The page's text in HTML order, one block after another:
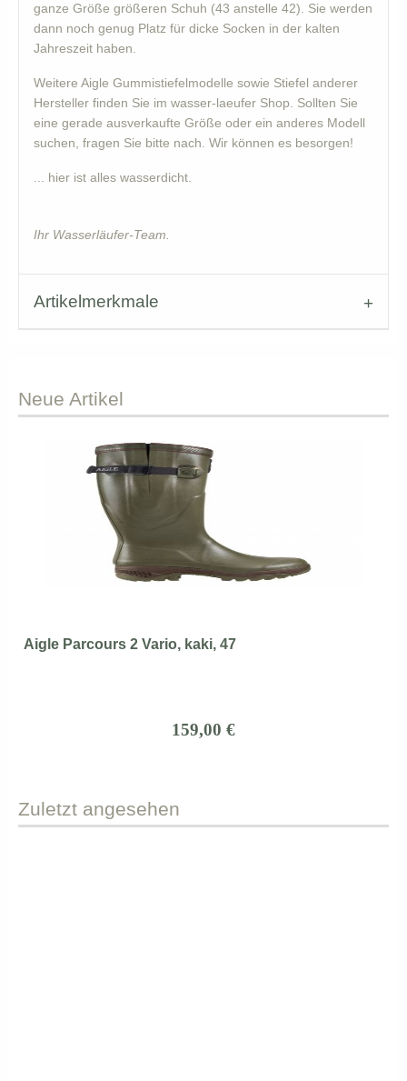
ganze Größe größeren Schuh (43 anstelle 42). Sie werden
dann noch genug Platz für dicke Socken in der kalten
Jahreszeit haben.
Weitere Aigle Gummistiefelmodelle sowie Stiefel anderer
Hersteller finden Sie im wasser-laeufer Shop. Sollten Sie
eine gerade ausverkaufte Größe oder ein anderes Modell
suchen, fragen Sie bitte nach. Wir können es besorgen!
... hier ist alles wasserdicht.
Ihr Wasserläufer-Team.
Artikelmerkmale
Neue Artikel
Aigle Parcours 2 Vario, kaki, 47
159,00 €
Zuletzt angesehen